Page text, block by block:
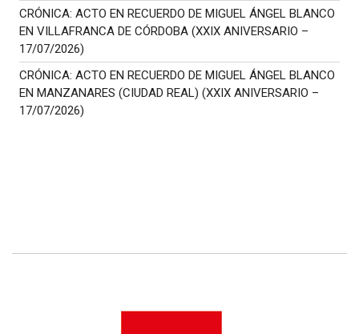
CRÓNICA: ACTO EN RECUERDO DE MIGUEL ÁNGEL BLANCO
EN VILLAFRANCA DE CÓRDOBA (XXIX ANIVERSARIO –
17/07/2026)
CRÓNICA: ACTO EN RECUERDO DE MIGUEL ÁNGEL BLANCO
EN MANZANARES (CIUDAD REAL) (XXIX ANIVERSARIO –
17/07/2026)